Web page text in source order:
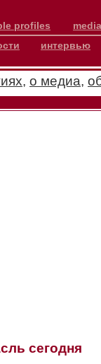
profiles
интервью
, о медиа,
сегодня